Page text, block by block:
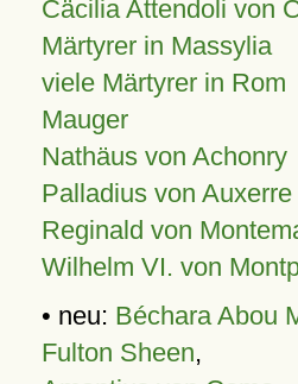
Cäcilia Attendoli von
Märtyrer in Massylia
viele Märtyrer in Rom
Mauger
Nathäus von Achonry
Palladius von Auxerre
Reginald von
Wilhelm VI. von
• neu: Béchara Abou
Fulton Sheen,